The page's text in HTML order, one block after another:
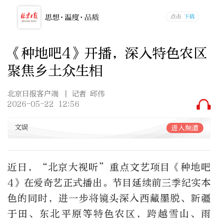
《种地吧4》开播，深入特色农区
聚焦乡土众生相
北京日报客户端
| 记者 邱伟
2026-05-22 12:56
文娱 进入频道
近日，“北京大视听”重点文艺项目《种地吧
4》在爱奇艺正式播出。节目延续前三季纪实本
色的同时，进一步将镜头深入西藏墨脱、新疆
于田、东北平原等特色农区，跨越雪山、雨